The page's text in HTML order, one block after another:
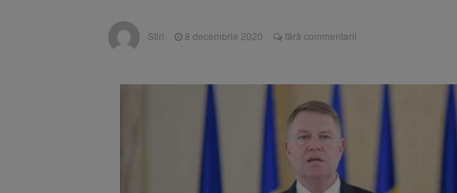
Stiri 8 decembrie 2020 fără commentarii